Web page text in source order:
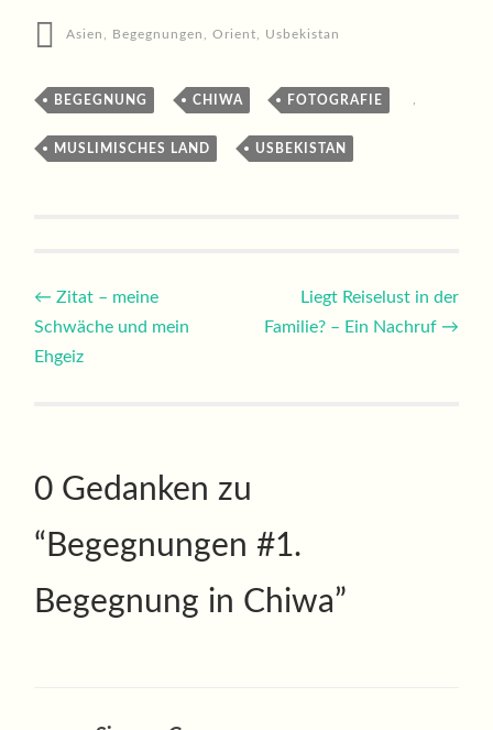
Asien Begegnungen ,Orient Usbekistan
BEGEGNUNG , CHIWA , FOTOGRAFIE ,
MUSLIMISCHES LAND , USBEKISTAN
Beitragsnavigation
← Zitat – meine
Schwäche und mein
Ehgeiz
Liegt Reiselust in der
Familie? – Ein Nachruf →
0 Gedanken zu
“ Begegnungen #1.
Begegnung in Chiwa”